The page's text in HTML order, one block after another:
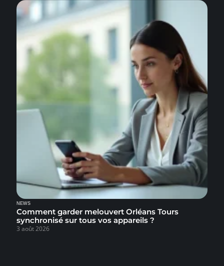
NEWS
Comment garder melouvert Orléans Tours
synchronisé sur tous vos appareils ?
3 août 2026